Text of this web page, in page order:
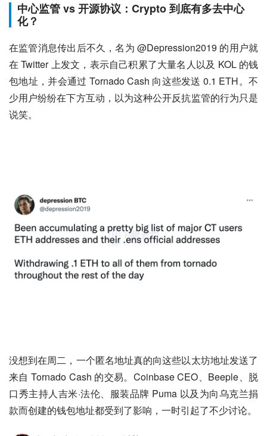
中心监管 vs 开源协议：Crypto 到底有多去中心
化？
在监管消息传出后不久，名为 @Depression2019 的用户就
在 Twitter 上发文，表示自己积累了大量名人以及 KOL 的钱
包地址，并会通过 Tornado Cash 向这些发送 0.1 ETH。不
少用户纷纷在下方互动，以为这种公开反抗监管的行为只是
说笑。
没想到在周二，一个匿名地址真的向这些以太坊地址发送了
来自 Tornado Cash 的交易。Coinbase CEO、Beeple、脱
口秀主持人吉米·法伦、服装品牌 Puma 以及为向乌克兰捐
款而创建的钱包地址都受到了影响，一时引起了不少讨论。